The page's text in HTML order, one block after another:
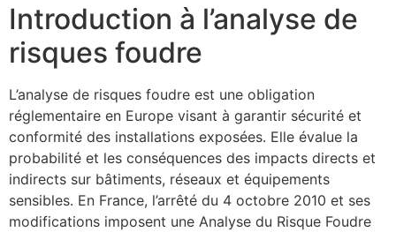
Introduction à l’analyse de
risques foudre
L’analyse de risques foudre est une obligation
réglementaire en Europe visant à garantir sécurité et
conformité des installations exposées. Elle évalue la
probabilité et les conséquences des impacts directs et
indirects sur bâtiments, réseaux et équipements
sensibles. En France, l’arrêté du 4 octobre 2010 et ses
modifications imposent une Analyse du Risque Foudre